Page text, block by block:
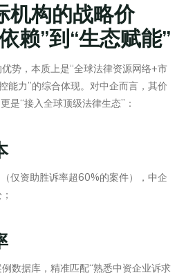
机构的战略价
赖”到“生态赋能”
势，本质上是“全球法律资源网络+市
能力”的综合体现。对中企而言，其价
是“接入全球顶级法律生态”：
仅资助胜诉率超60%的案件），中企
数据库，精准匹配“熟悉中资企业诉求